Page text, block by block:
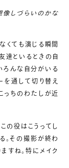
像しづらいのかな
くても演じる瞬間
達といるときの自
ろんな自分がいる
を通して切り替え
っちのわたしが近
の役はこうってし
。その撮影が終わ
すね。特にメイク